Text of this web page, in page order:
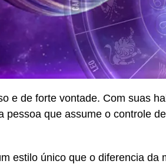
e de forte vontade. Com suas
pessoa que assume o controle
estilo único que o diferencia